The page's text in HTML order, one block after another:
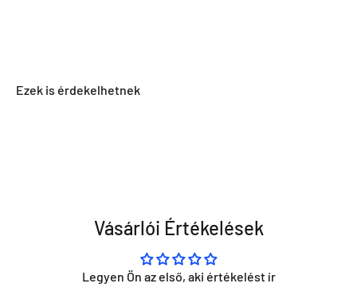
Vásárlói Értékelések
Legyen Ön az első, aki értékelést ír